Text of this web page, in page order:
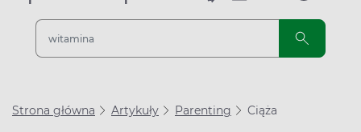
Strona główna Artykuły Parenting Ciąża